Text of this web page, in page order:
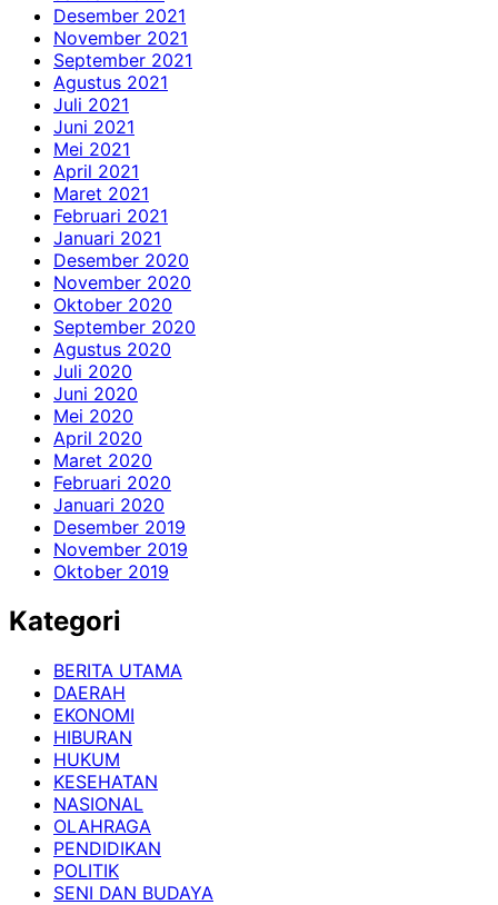
Desember 2021
November 2021
September 2021
Agustus 2021
Juli 2021
Juni 2021
Mei 2021
April 2021
Maret 2021
Februari 2021
Januari 2021
Desember 2020
November 2020
Oktober 2020
September 2020
Agustus 2020
Juli 2020
Juni 2020
Mei 2020
April 2020
Maret 2020
Februari 2020
Januari 2020
Desember 2019
November 2019
Oktober 2019
Kategori
BERITA UTAMA
DAERAH
EKONOMI
HIBURAN
HUKUM
KESEHATAN
NASIONAL
OLAHRAGA
PENDIDIKAN
POLITIK
SENI DAN BUDAYA